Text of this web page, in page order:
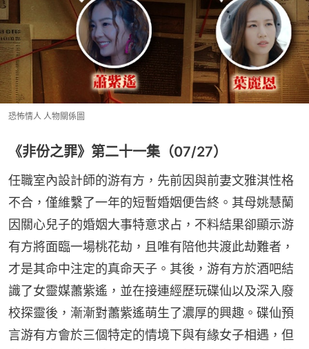
恐怖情人 人物關係圖
《非份之罪》第二十一集（07/27）
任職室內設計師的游有方，先前因與前妻文雅淇性格
不合，僅維繫了一年的短暫婚姻便告終。其母姚慧蘭
因關心兒子的婚姻大事特意求占，不料結果卻顯示游
有方將面臨一場桃花劫，且唯有陪他共渡此劫難者，
才是其命中注定的真命天子。其後，游有方於酒吧結
識了女靈媒蕭紫遙，並在接連經歷玩碟仙以及深入廢
校探靈後，漸漸對蕭紫遙萌生了濃厚的興趣。碟仙預
言游有方會於三個特定的情境下與有緣女子相遇，但